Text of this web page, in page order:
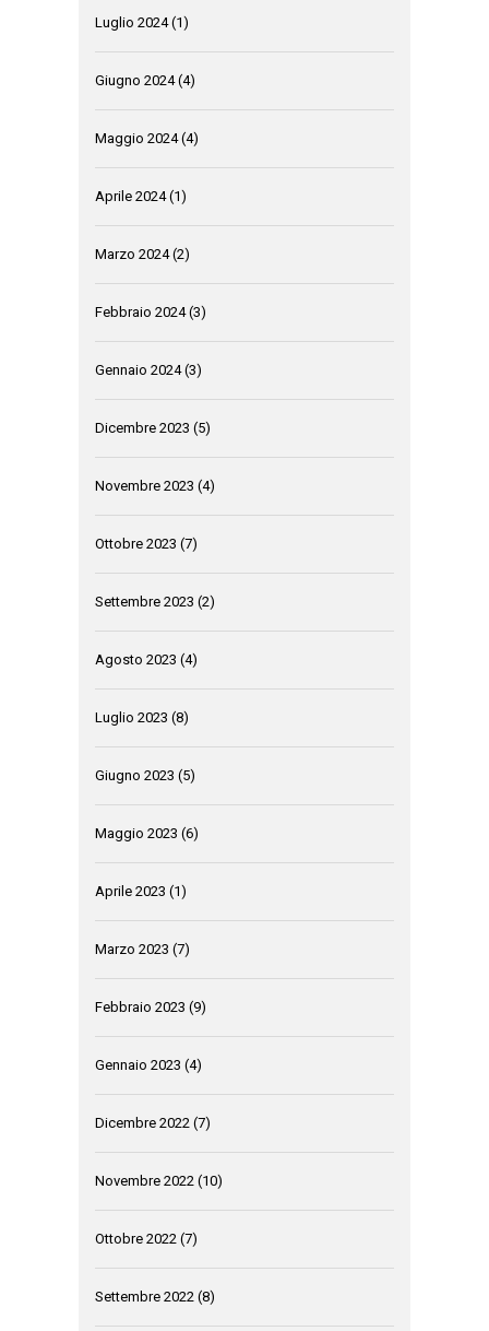
Luglio 2024(1)
Giugno 2024(4)
Maggio 2024(4)
Aprile 2024(1)
Marzo 2024(2)
Febbraio 2024(3)
Gennaio 2024(3)
Dicembre 2023 (5)
Novembre 2023 (4)
Ottobre 2023 (7)
Settembre 2023 (2)
Agosto 2023 (4)
Luglio 2023 (8)
Giugno 2023 (5)
Maggio 2023 (6)
Aprile 2023 (1)
Marzo 2023 (7)
Febbraio 2023 (9)
Gennaio 2023 (4)
Dicembre 2022 (7)
Novembre 2022 (10)
Ottobre 2022 (7)
Settembre 2022 (8)